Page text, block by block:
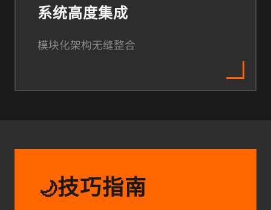
系统高度集成
模块化架构无缝整合
🌙技巧指南